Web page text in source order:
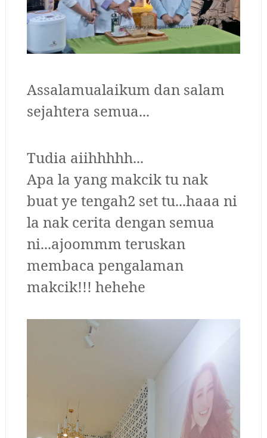
Assalamualaikum dan salam
sejahtera semua...
Tudia aiihhhhh...
Apa la yang makcik tu nak
buat ye tengah2 set tu...haaa ni
la nak cerita dengan semua
ni...ajoommm teruskan
membaca pengalaman
makcik!!! hehehe